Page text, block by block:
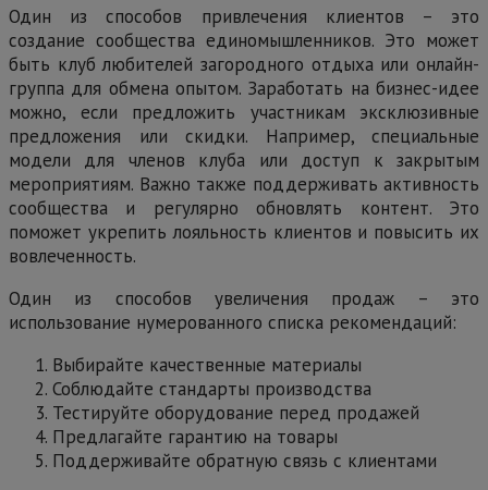
Один из способов привлечения клиентов – это
создание сообщества единомышленников. Это может
быть клуб любителей загородного отдыха или онлайн-
группа для обмена опытом. Заработать на бизнес-идее
можно, если предложить участникам эксклюзивные
предложения или скидки. Например, специальные
модели для членов клуба или доступ к закрытым
мероприятиям. Важно также поддерживать активность
сообщества и регулярно обновлять контент. Это
поможет укрепить лояльность клиентов и повысить их
вовлеченность.
Один из способов увеличения продаж – это
использование нумерованного списка рекомендаций:
Выбирайте качественные материалы
Соблюдайте стандарты производства
Тестируйте оборудование перед продажей
Предлагайте гарантию на товары
Поддерживайте обратную связь с клиентами